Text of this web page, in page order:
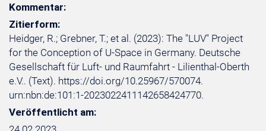
Kommentar:
Zitierform:
Heidger, R.; Grebner, T.; et al. (2023): The "LUV" Project
for the Conception of U-Space in Germany. Deutsche
Gesellschaft für Luft- und Raumfahrt - Lilienthal-Oberth
e.V.. (Text). https://doi.org/10.25967/570074.
urn:nbn:de:101:1-2023022411142658424770.
Veröffentlicht am: